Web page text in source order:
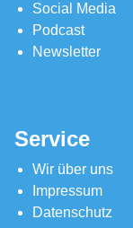
Social Media
Podcast
Newsletter
Service
Wir über uns
Impressum
Datenschutz